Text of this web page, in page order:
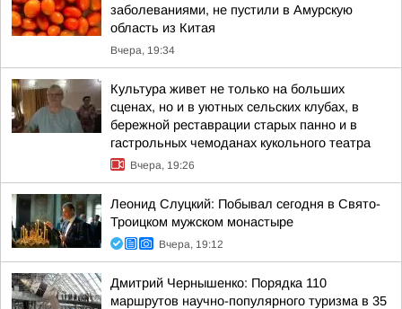
заболеваниями, не пустили в Амурскую
область из Китая
Вчера, 19:34
Культура живет не только на больших
сценах, но и в уютных сельских клубах, в
бережной реставрации старых панно и в
гастрольных чемоданах кукольного театра
Вчера, 19:26
Леонид Слуцкий: Побывал сегодня в Свято-
Троицком мужском монастыре
Вчера, 19:12
Дмитрий Чернышенко: Порядка 110
маршрутов научно-популярного туризма в 35